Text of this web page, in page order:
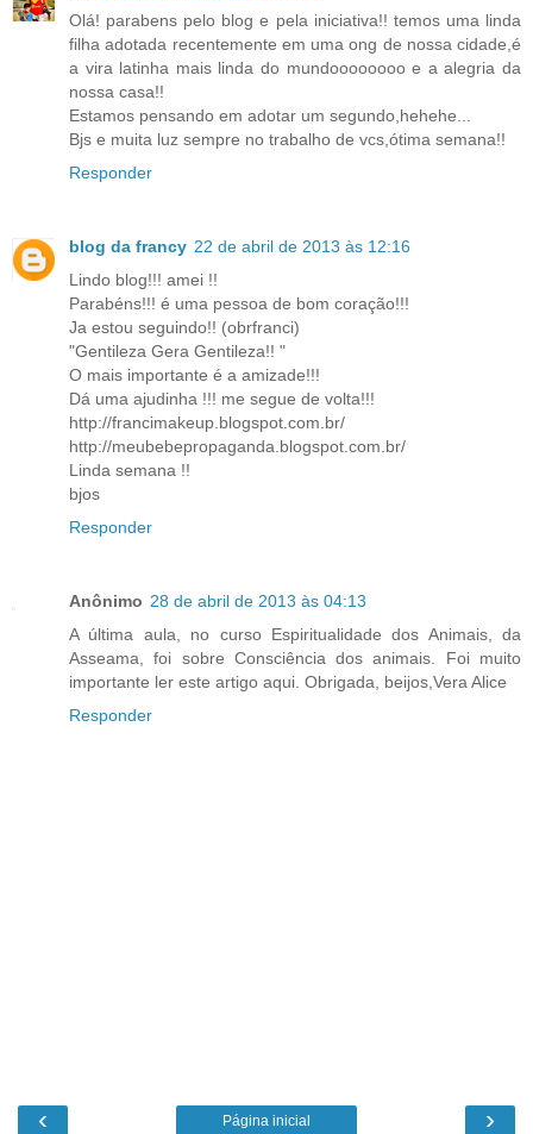
Olá! parabens pelo blog e pela iniciativa!! temos uma linda
filha adotada recentemente em uma ong de nossa cidade,é
a vira latinha mais linda do mundoooooooo e a alegria da
nossa casa!!
Estamos pensando em adotar um segundo,hehehe...
Bjs e muita luz sempre no trabalho de vcs,ótima semana!!
Responder
blog da francy 22 de abril de 2013 às 12:16
Lindo blog!!! amei !!
Parabéns!!! é uma pessoa de bom coração!!!
Ja estou seguindo!! (obrfranci)
"Gentileza Gera Gentileza!! "
O mais importante é a amizade!!!
Dá uma ajudinha !!! me segue de volta!!!
http://francimakeup.blogspot.com.br/
http://meubebepropaganda.blogspot.com.br/
Linda semana !!
bjos
Responder
Anônimo 28 de abril de 2013 às 04:13
A última aula, no curso Espiritualidade dos Animais, da
Asseama, foi sobre Consciência dos animais. Foi muito
importante ler este artigo aqui. Obrigada, beijos,Vera Alice
Responder
‹ ›
Página inicial